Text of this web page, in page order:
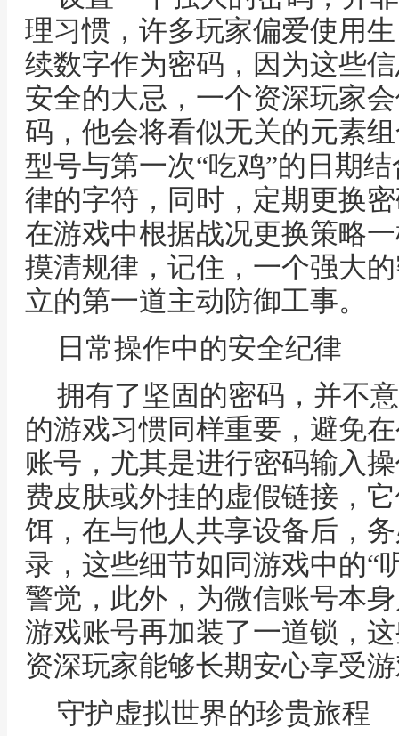
理习惯，许多玩家偏爱使用
续数字作为密码，因为这些
安全的大忌，一个资深玩家
码，他会将看似无关的元素
型号与第一次“吃鸡”的日期
律的字符，同时，定期更换
在游戏中根据战况更换策略
摸清规律，记住，一个强大
立的第一道主动防御工事。
日常操作中的安全纪律
拥有了坚固的密码，并不
的游戏习惯同样重要，避免
账号，尤其是进行密码输入
费皮肤或外挂的虚假链接，
饵，在与他人共享设备后，
录，这些细节如同游戏中的“
警觉，此外，为微信账号本
游戏账号再加装了一道锁，
资深玩家能够长期安心享受
守护虚拟世界的珍贵旅程